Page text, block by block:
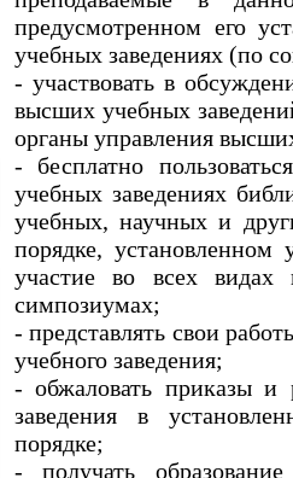
предусмотренном его
учебных заведениях (по
- участвовать в
высших учебных
органы управления
- бесплатно
учебных заведениях
учебных, научных и
порядке, установленном
участие во всех видах
симпозиумах;
- представлять свои
учебного заведения;
- обжаловать приказы и
заведения в
порядке;
- получать